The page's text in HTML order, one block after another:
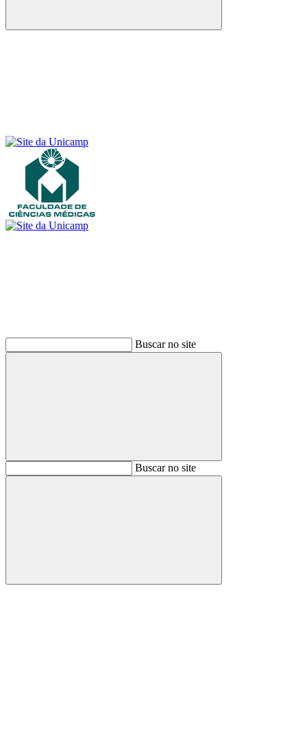
Buscar
Buscar no site
BuscarBuscar no site
Buscar